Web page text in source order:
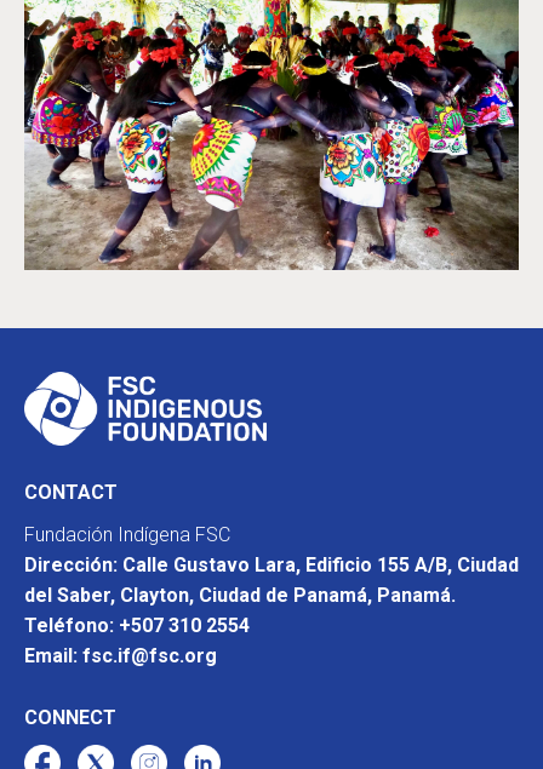
CONTACT
Fundación Indígena FSC
Dirección: Calle Gustavo Lara, Edificio 155 A/B, Ciudad
del Saber, Clayton, Ciudad de Panamá, Panamá.
Teléfono: +507 310 2554
Email: fsc.if@fsc.org
CONNECT